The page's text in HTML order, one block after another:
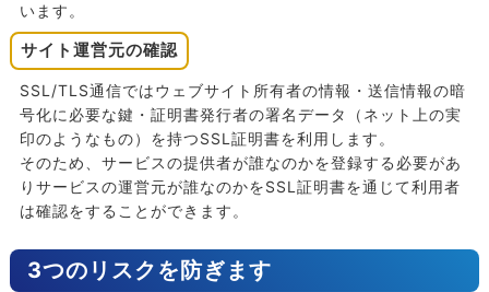
います。
サイト運営元の確認
SSL/TLS通信ではウェブサイト所有者の情報・送信情報の暗
号化に必要な鍵・証明書発行者の署名データ（ネット上の実
印のようなもの）を持つSSL証明書を利用します。
そのため、サービスの提供者が誰なのかを登録する必要があ
りサービスの運営元が誰なのかをSSL証明書を通じて利用者
は確認をすることができます。
3つのリスクを防ぎます